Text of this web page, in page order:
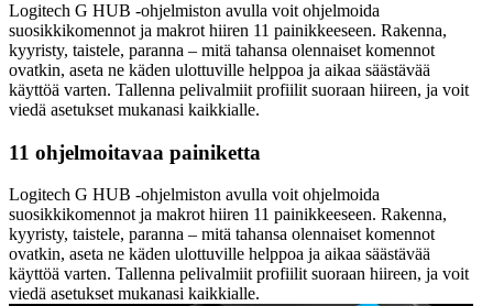
Logitech G HUB -ohjelmiston avulla voit ohjelmoida
suosikkikomennot ja makrot hiiren 11 painikkeeseen. Rakenna,
kyyristy, taistele, paranna – mitä tahansa olennaiset komennot
ovatkin, aseta ne käden ulottuville helppoa ja aikaa säästävää
käyttöä varten. Tallenna pelivalmiit profiilit suoraan hiireen, ja voit
viedä asetukset mukanasi kaikkialle.
11 ohjelmoitavaa painiketta
Logitech G HUB -ohjelmiston avulla voit ohjelmoida
suosikkikomennot ja makrot hiiren 11 painikkeeseen. Rakenna,
kyyristy, taistele, paranna – mitä tahansa olennaiset komennot
ovatkin, aseta ne käden ulottuville helppoa ja aikaa säästävää
käyttöä varten. Tallenna pelivalmiit profiilit suoraan hiireen, ja voit
viedä asetukset mukanasi kaikkialle.